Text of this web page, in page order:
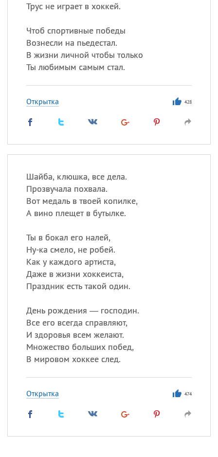
Трус не играет в хоккей.
Чтоб спортивные победы
Вознесли на пьедестал.
В жизни личной чтобы только
Ты любимым самым стал.
Открытка 428
Шайба, клюшка, все дела.
Прозвучала похвала.
Вот медаль в твоей копилке,
А вино плещет в бутылке.
Ты в бокал его налей,
Ну-ка смело, не робей.
Как у каждого артиста,
Даже в жизни хоккеиста,
Праздник есть такой один.
День рождения — господин.
Все его всегда справляют,
И здоровья всем желают.
Множество больших побед,
В мировом хоккее след.
Открытка 474